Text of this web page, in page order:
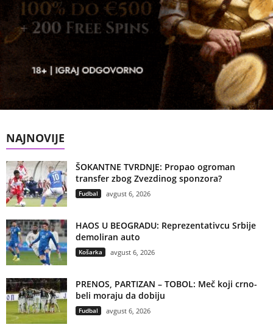
NAJNOVIJE
ŠOKANTNE TVRDNJE: Propao ogroman
transfer zbog Zvezdinog sponzora?
Fudbal avgust 6, 2026
HAOS U BEOGRADU: Reprezentativcu Srbije
demoliran auto
Košarka avgust 6, 2026
PRENOS, PARTIZAN – TOBOL: Meč koji crno-
beli moraju da dobiju
Fudbal avgust 6, 2026